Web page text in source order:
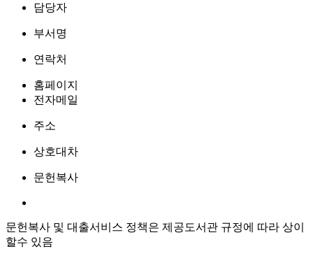
담당자
부서명
연락처
홈페이지
전자메일
주소
상호대차
문헌복사
문헌복사 및 대출서비스 정책은 제공도서관 규정에 따라 상이
할수 있음